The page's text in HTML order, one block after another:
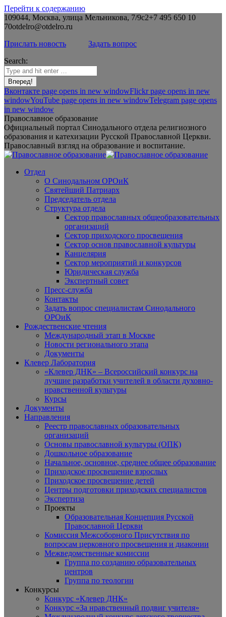
Перейти к содержанию
109044, Москва, улица Мельникова, 7/9с2+7 495 650 10
70otdelro@otdelro.ru
Прислать новость
Задать вопрос
Search:
Вконтакте page opens in new windowFlickr page opens in new
windowYouTube page opens in new windowTelegram page opens
in new window
Православное образование
Официальный портал Синодального отдела религиозного
образования и катехизации Русской Православной Церкви.
Православный взгляд на образование и воспитание.
Отдел
О Синодальном ОРОиК
Святейший Патриарх
Председатель отдела
Структура отдела
Сектор православных общеобразовательных
организаций
Сектор приходского просвещения
Сектор основ православной культуры
Канцелярия
Сектор мероприятий и конкурсов
Юридическая служба
Экспертный совет
Пресс-служба
Контакты
Задать вопрос специалистам Синодального
ОРОиК
Рождественские чтения
Международный этап в Москве
Новости регионального этапа
Документы
Клевер Лаборатория
«Клевер ДНК» – Всероссийский конкурс на
лучшие разработки учителей в области духовно-
нравственной культуры
Курсы
Документы
Направления
Реестр православных образовательных
организаций
Основы православной культуры (ОПК)
Дошкольное образование
Начальное, основное, среднее общее образование
Приходское просвещение взрослых
Приходское просвещение детей
Центры подготовки приходских специалистов
Экспертиза
Проекты
Образовательная Концепция Русской
Православной Церкви
Комиссия Межсоборного Присутствия по
вопросам церковного просвещения и диаконии
Межведомственные комиссии
Группа по созданию образовательных
центров
Группа по теологии
Конкурсы
Конкурс «Клевер ДНК»
Конкурс «За нравственный подвиг учителя»